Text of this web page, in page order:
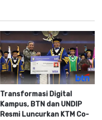
Transformasi Digital
Kampus, BTN dan UNDIP
Resmi Luncurkan KTM Co-